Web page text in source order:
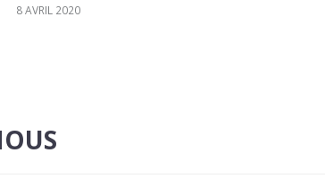
8 AVRIL 2020